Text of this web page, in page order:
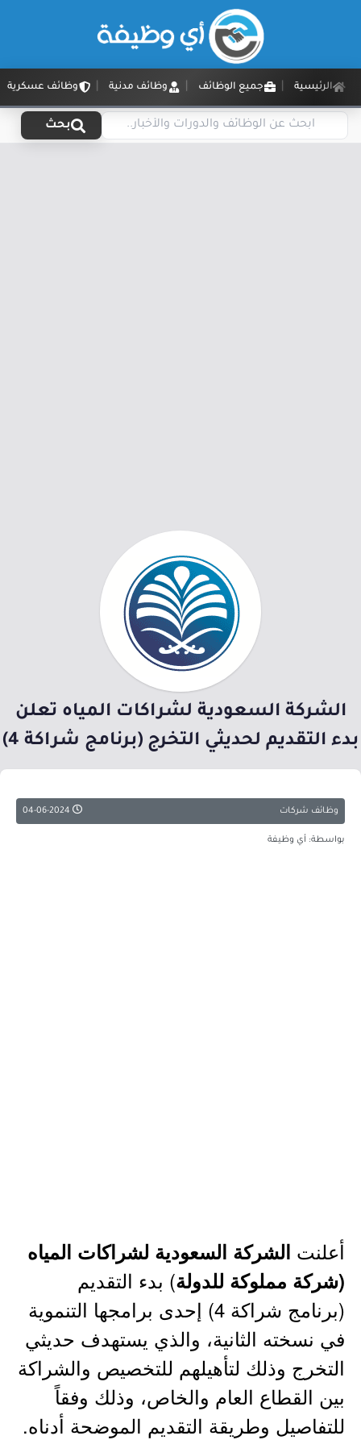
الرئيسية جميع الوظائف وظائف مدنية وظائف عسكرية
بحث
الشركة السعودية لشراكات المياه تعلن
بدء التقديم لحديثي التخرج (برنامج شراكة 4)
وظائف شركات
بواسطة: أي وظيفة
أعلنت الشركة السعودية لشراكات المياه
(شركة مملوكة للدولة) بدء التقديم
(برنامج شراكة 4) إحدى برامجها التنموية
في نسخته الثانية، والذي يستهدف حديثي
التخرج وذلك لتأهيلهم للتخصيص والشراكة
بين القطاع العام والخاص، وذلك وفقاً
للتفاصيل وطريقة التقديم الموضحة أدناه.